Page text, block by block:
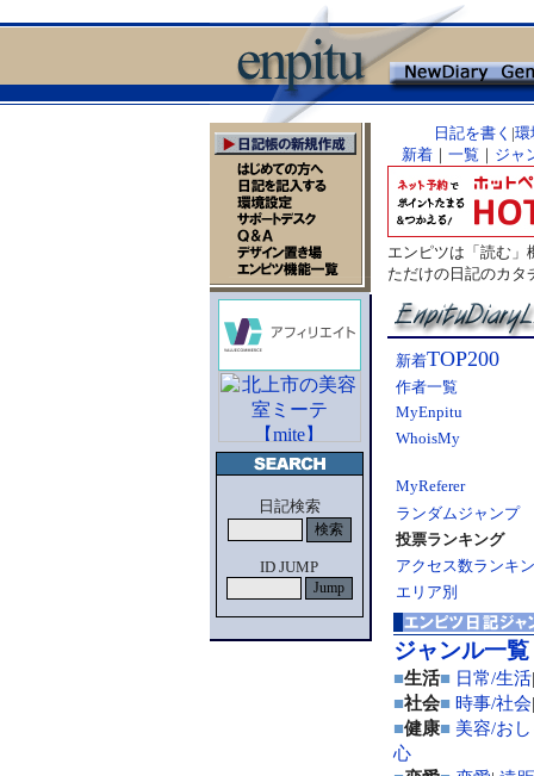
日記検索
ID JUMP
日記を書く |環
新着｜ 一覧 ｜ ジャ
エンピツは「読む」
ただけの日記のカタ
新着TOP200
作者一覧
MyEnpitu
WhoisMy
MyReferer
ランダムジャンプ
投票ランキング
アクセス数ランキ
エリア別
ジャンル一覧
■生活■ 日常/生活
■社会■ 時事/社会
■健康■ 美容/お
心